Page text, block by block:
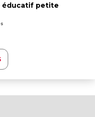
éducatif petite